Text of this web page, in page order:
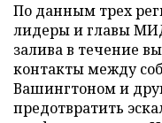
По данным трех
лидеры и главы
залива в течение
контакты между
Вашингтоном и
предотвратить